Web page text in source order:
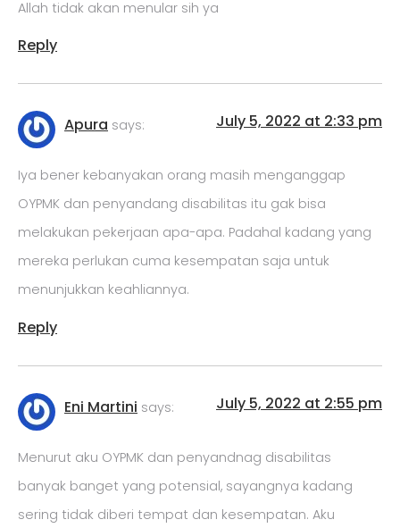
Allah tidak akan menular sih ya
Reply
Apura says: July 5, 2022 at 2:33 pm
Iya bener kebanyakan orang masih menganggap
OYPMK dan penyandang disabilitas itu gak bisa
melakukan pekerjaan apa-apa. Padahal kadang yang
mereka perlukan cuma kesempatan saja untuk
menunjukkan keahliannya.
Reply
Eni Martini says: July 5, 2022 at 2:55 pm
Menurut aku OYPMK dan penyandnag disabilitas
banyak banget yang potensial, sayangnya kadang
sering tidak diberi tempat dan kesempatan. Aku